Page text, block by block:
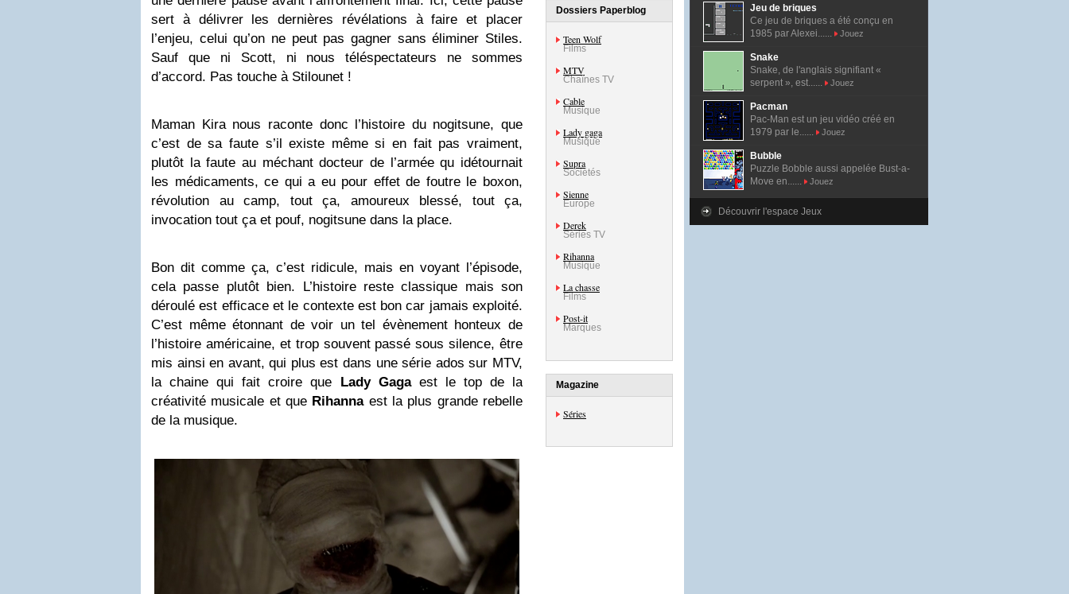
sert à délivrer les dernières révélations à faire et placer
l’enjeu, celui qu’on ne peut pas gagner sans éliminer Stiles.
Sauf que ni Scott, ni nous téléspectateurs ne sommes
d’accord. Pas touche à Stilounet !
Maman Kira nous raconte donc l’histoire du nogitsune, que
c’est de sa faute s’il existe même si en fait pas vraiment,
plutôt la faute au méchant docteur de l’armée qu idétournait
les médicaments, ce qui a eu pour effet de foutre le boxon,
révolution au camp, tout ça, amoureux blessé, tout ça,
invocation tout ça et pouf, nogitsune dans la place.
Bon dit comme ça, c’est ridicule, mais en voyant l’épisode,
cela passe plutôt bien. L’histoire reste classique mais son
déroulé est efficace et le contexte est bon car jamais exploité.
C’est même étonnant de voir un tel évènement honteux de
l’histoire américaine, et trop souvent passé sous silence, être
mis ainsi en avant, qui plus est dans une série ados sur MTV,
la chaine qui fait croire que Lady Gagaest le top de la
créativité musicale et que Rihannaest la plus grande rebelle
de la musique.
Dossiers Paperblog
Teen Wolf
Films
MTV
Chaînes TV
Cable
Musique
Lady gaga
Musique
Supra
Sociétés
Sienne
Europe
Derek
Séries TV
Rihanna
Musique
La chasse
Films
Post-it
Marques
Magazine
Séries
Jeu de briques
Ce jeu de briques a été conçu en
1985 par Alexei......
Jouez
Snake
Snake, de l'anglais signifiant «
serpent », est......
Jouez
Pacman
Pac-Man est un jeu vidéo créé en
1979 par le......
Jouez
Bubble
Puzzle Bobble aussi appelée Bust-a-
Move en......
Jouez
Découvrir l'espace Jeux